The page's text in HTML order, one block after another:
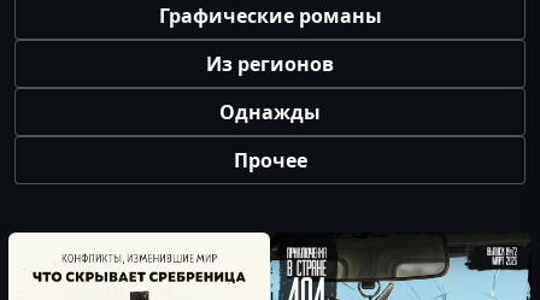
Графические романы
Из регионов
Однажды
Прочее